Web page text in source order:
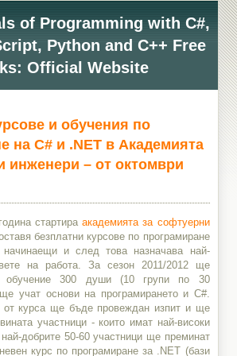
of Programming with C#,
Python and C++ Free
Official Website
и обучения по
на C# и .NET в Академията
инженери – от октомври
стартираакадемията за софтуерни
безплатни курсове по програмиране
и след това назначава най-
на работа. За сезон 2011/2012 ще
обучение 300 души (10 групи по 30
учат основи на програмирането и C#.
курса ще бъде провеждан изпит и ще
участници - които имат най-високи
добрите 50-60 участници ще преминат
курс по програмиране за .NET (бази